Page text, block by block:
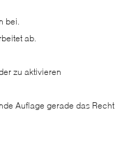
bei.
ab.
zu aktivieren
Auflage gerade das Recht